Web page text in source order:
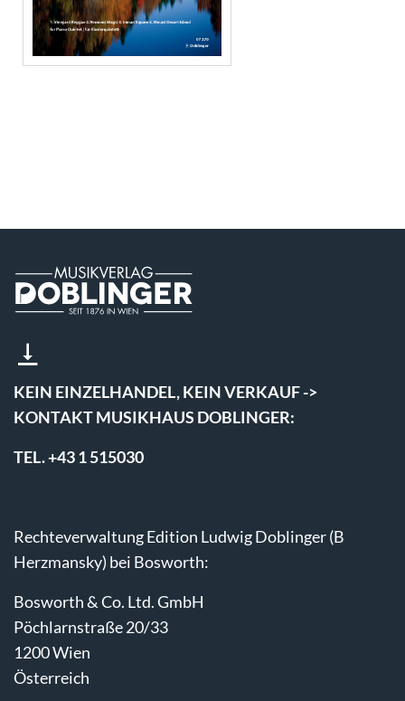
KEIN EINZELHANDEL, KEIN VERKAUF ->
KONTAKT MUSIKHAUS DOBLINGER:
TEL. +43 1 515030
Rechteverwaltung Edition Ludwig Doblinger (B
Herzmansky) bei Bosworth:
Bosworth & Co. Ltd. GmbH
Pöchlarnstraße 20/33
1200 Wien
Österreich